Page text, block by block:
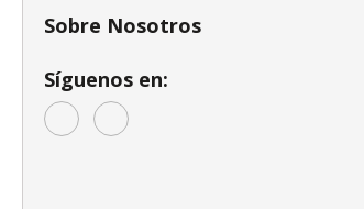
Sobre Nosotros
Síguenos en: